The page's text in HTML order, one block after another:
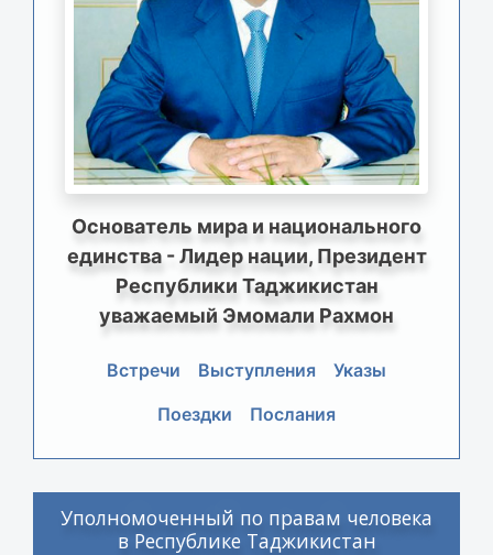
Основатель мира и национального
единства - Лидер нации, Президент
Республики Таджикистан
уважаемый Эмомали Рахмон
Встречи Выступления
Указы
Поездки
Послания
Уполномоченный по правам человека
в Республике Таджикистан